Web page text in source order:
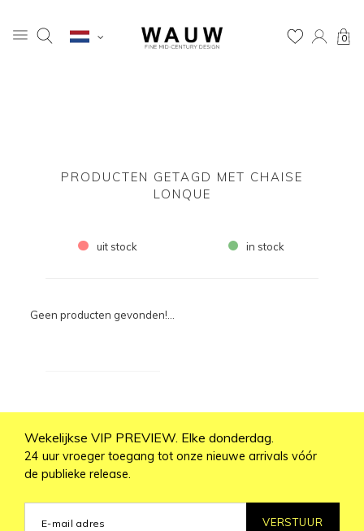
0
PRODUCTEN GETAGD MET CHAISE
LONQUE
uit stock in stock
Geen producten gevonden!...
Wekelijkse VIP PREVIEW. Elke donderdag.
24 uur vroeger toegang tot onze nieuwe arrivals vóór
de publieke release.
VERSTUUR